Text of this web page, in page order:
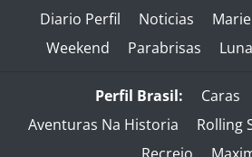
Diario Perfil Noticias
Weekend
Parabrisas
Perfil Brasil: Caras
Aventuras Na Historia
Rolling